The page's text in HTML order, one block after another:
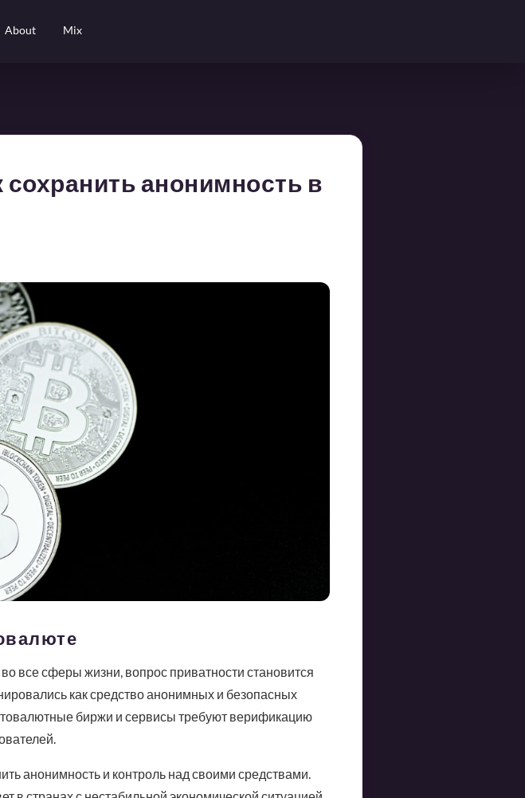
About Mix
анонимность в
все сферы жизни, вопрос приватности становится
как средство анонимных и безопасных
биржи и сервисы требуют верификацию
анонимность и контроль над своими средствами.